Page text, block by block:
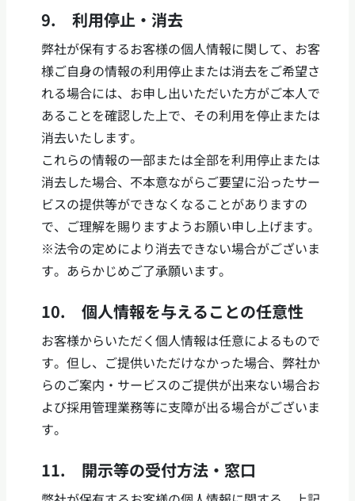
9. 利用停止・消去
弊社が保有するお客様の個人情報に関して、お客
様ご自身の情報の利用停止または消去をご希望さ
れる場合には、お申し出いただいた方がご本人で
あることを確認した上で、その利用を停止または
消去いたします。
これらの情報の一部または全部を利用停止または
消去した場合、不本意ながらご要望に沿ったサー
ビスの提供等ができなくなることがありますの
で、ご理解を賜りますようお願い申し上げます。
※法令の定めにより消去できない場合がございま
す。あらかじめご了承願います。
10. 個人情報を与えることの任意性
お客様からいただく個人情報は任意によるもので
す。但し、ご提供いただけなかった場合、弊社か
らのご案内・サービスのご提供が出来ない場合お
よび採用管理業務等に支障が出る場合がございま
す。
11. 開示等の受付方法・窓口